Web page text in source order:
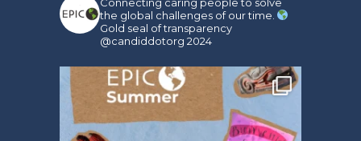
the global challenges of our time.
Gold seal of transparency
@candiddotorg 2024